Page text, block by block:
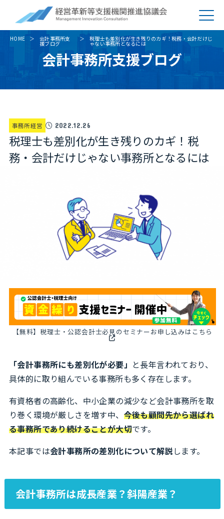
HOME 会計事務所支
援ブログ
税理士も差別化が生き残りのカギ！税務・会計だけじ
ゃない事務所となるには
会計事務所支援ブログ
事務所経営 2022.12.26
税理士も差別化が生き残りのカギ！税
務・会計だけじゃない事務所となるには
【無料】税理士・公認会計士必見のセミナーお申し込みはこちら
「会計事務所にも差別化が必要」 と長年言われており、
具体的に取り組んでいる事務所も多く存在します。
有資格者の高齢化、中小企業の減少など会計事務所を取
り巻く環境が厳しさを増す中、 今後も顧問先から選ばれ
る事務所であり続けることが大切です。
本記事では会計事務所の差別化について解説します。
会計事務所は成長産業？斜陽産業？